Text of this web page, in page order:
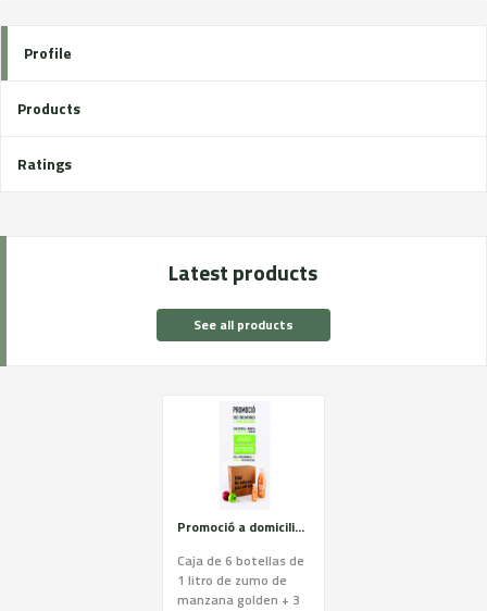
Profile
Products
Ratings
Latest products
See all products
Promoció a domicilio - Zona Lleida
Caja de 6 botellas de
1 litro de zumo de
manzana golden + 3